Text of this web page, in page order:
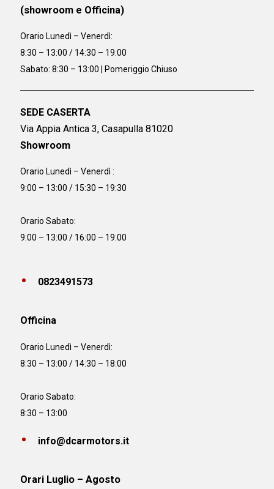
(showroom e Officina)
Orario Lunedì – Venerdì:
8:30 – 13:00 / 14:30 – 19:00
Sabato: 8:30 – 13:00 | Pomeriggio Chiuso
SEDE CASERTA
Via Appia Antica 3, Casapulla 81020
Showroom
Orario Lunedì – Venerdì :
9:00 – 13:00 / 15:30 – 19:30
Orario Sabato:
9:00 – 13:00 / 16:00 – 19:00
0823491573
Officina
Orario Lunedì – Venerdì:
8:30 – 13:00 / 14:30 – 18:00
Orario Sabato:
8:30 – 13:00
info@dcarmotors.it
Orari Luglio – Agosto